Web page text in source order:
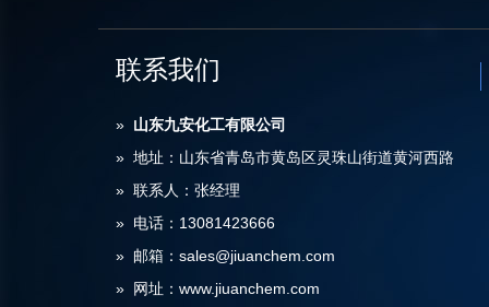
联系我们
» 山东九安化工有限公司
» 地址：山东省青岛市黄岛区灵珠山街道黄河西路
» 联系人：张经理
» 电话：13081423666
» 邮箱：sales@jiuanchem.com
» 网址：www.jiuanchem.com